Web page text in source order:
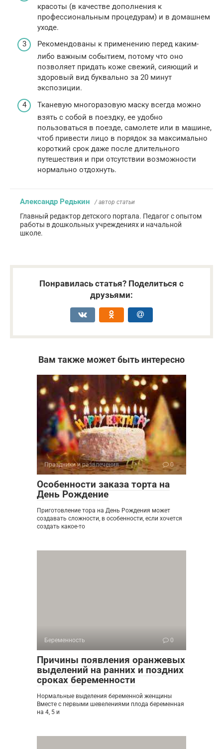
красоты (в качестве дополнения к
профессиональным процедурам) и в домашнем
уходе.
Рекомендованы к применению перед каким-
либо важным событием, потому что оно
позволяет придать коже свежий, сияющий и
здоровый вид буквально за 20 минут
экспозиции.
Тканевую многоразовую маску всегда можно
взять с собой в поездку, ее удобно
пользоваться в поезде, самолете или в машине,
чтоб привести лицо в порядок за максимально
короткий срок даже после длительного
путешествия и при отсутствии возможности
нормально отдохнуть.
Александр Редькин / автор статьи
Главный редактор детского портала. Педагог с опытом
работы в дошкольных учреждениях и начальной
школе.
Понравилась статья? Поделиться с
друзьями:
Вам также может быть интересно
Праздники и развлечения 0
Особенности заказа торта на
День Рождение
Приготовление тора на День Рождения может
создавать сложности, в особенности, если хочется
создать какое-то
Беременность 0
Причины появления оранжевых
выделений на ранних и поздних
сроках беременности
Нормальные выделения беременной женщины
Вместе с первыми шевелениями плода беременная
на 4, 5 и